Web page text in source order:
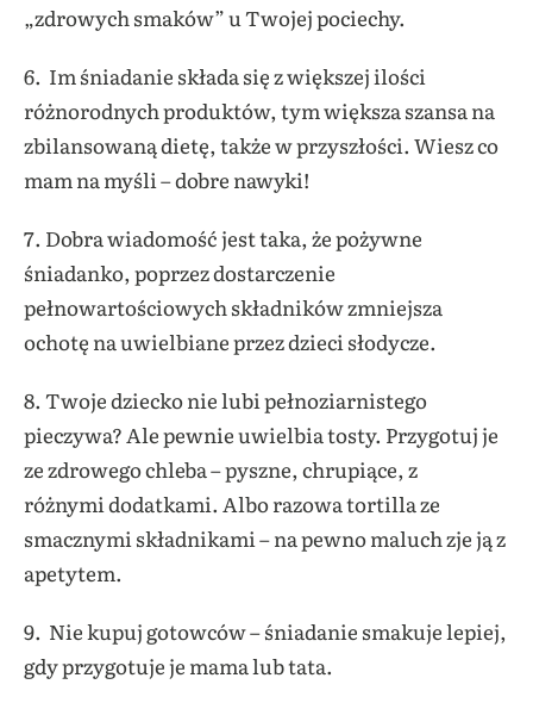
„zdrowych smaków” u Twojej pociechy.
6. Im śniadanie składa się z większej ilości
różnorodnych produktów, tym większa szansa na
zbilansowaną dietę, także w przyszłości. Wiesz co
mam na myśli – dobre nawyki!
7. Dobra wiadomość jest taka, że pożywne
śniadanko, poprzez dostarczenie
pełnowartościowych składników zmniejsza
ochotę na uwielbiane przez dzieci słodycze.
8. Twoje dziecko nie lubi pełnoziarnistego
pieczywa? Ale pewnie uwielbia tosty. Przygotuj je
ze zdrowego chleba – pyszne, chrupiące, z
różnymi dodatkami. Albo razowa tortilla ze
smacznymi składnikami – na pewno maluch zje ją z
apetytem.
9. Nie kupuj gotowców – śniadanie smakuje lepiej,
gdy przygotuje je mama lub tata.